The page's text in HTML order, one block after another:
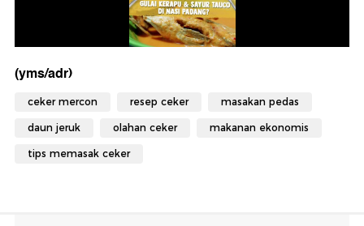
(yms/adr)
ceker mercon resep ceker masakan pedas
daun jeruk olahan ceker makanan ekonomis
tips memasak ceker